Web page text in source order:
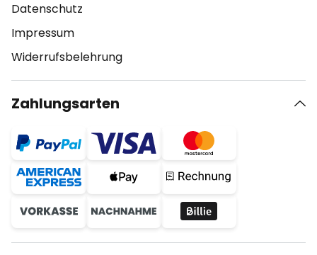
Datenschutz
Impressum
Widerrufsbelehrung
Zahlungsarten